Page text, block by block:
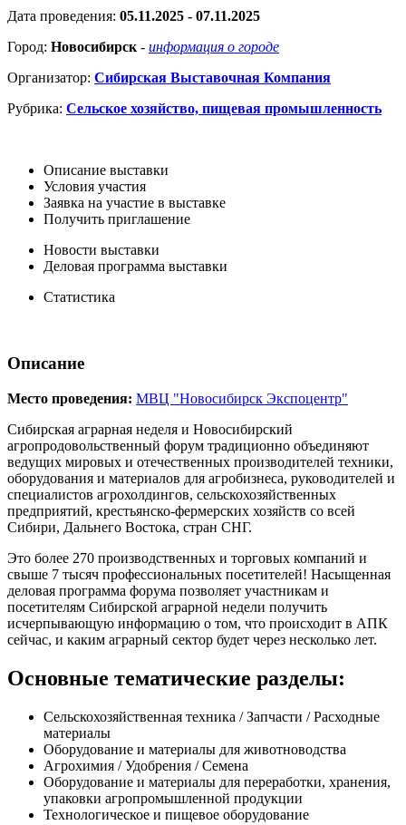
Дата проведения: 05.11.2025 - 07.11.2025
Город: Новосибирск - информация о городе
Организатор: Сибирская Выставочная Компания
Рубрика: Сельское хозяйство, пищевая промышленность
Описание выставки
Условия участия
Заявка на участие в выставке
Получить приглашение
Новости выставки
Деловая программа выставки
Статистика
Описание
Место проведения: МВЦ "Новосибирск Экспоцентр"
Сибирская аграрная неделя и Новосибирский
агропродовольственный форум традиционно объединяют
ведущих мировых и отечественных производителей техники,
оборудования и материалов для агробизнеса, руководителей и
специалистов агрохолдингов, сельскохозяйственных
предприятий, крестьянско-фермерских хозяйств со всей
Сибири, Дальнего Востока, стран СНГ.
Это более 270 производственных и торговых компаний и
свыше 7 тысяч профессиональных посетителей! Насыщенная
деловая программа форума позволяет участникам и
посетителям Сибирской аграрной недели получить
исчерпывающую информацию о том, что происходит в АПК
сейчас, и каким аграрный сектор будет через несколько лет.
Основные тематические разделы:
Сельскохозяйственная техника / Запчасти / Расходные
материалы
Оборудование и материалы для животноводства
Агрохимия / Удобрения / Семена
Оборудование и материалы для переработки, хранения,
упаковки агропромышленной продукции
Технологическое и пищевое оборудование